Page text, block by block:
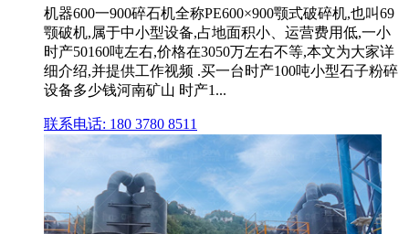
机器600一900碎石机全称PE600×900颚式破碎机,也叫69
颚破机,属于中小型设备,占地面积小、运营费用低,一小
时产50160吨左右,价格在3050万左右不等,本文为大家详
细介绍,并提供工作视频 .买一台时产100吨小型石子粉碎
设备多少钱河南矿山 时产1...
联系电话: 180 3780 8511